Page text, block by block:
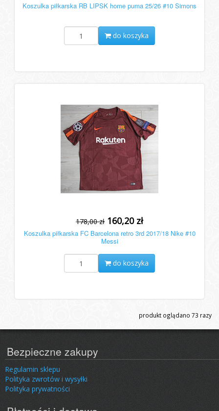
Koszulka piłkarska RB LIPSK home puma 25/26 #10 Simons
do koszyka
178,00 zł 160,20 zł
Koszulka piłkarska FC Barcelona retro 3rd 2017/18 Nike #10
Messi
do koszyka
produkt oglądano 73 razy
Bezpieczne zakupy
Regulamin sklepu
Polityka zwrotów i wysyłki
Polityka prywatności